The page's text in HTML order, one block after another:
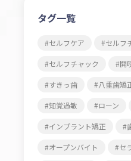
タグ一覧
セルフケア セルフ
セルフチャック 開
すきっ歯 八重歯矯
知覚過敏 ローン
インプラント矯正
オープンバイト セ